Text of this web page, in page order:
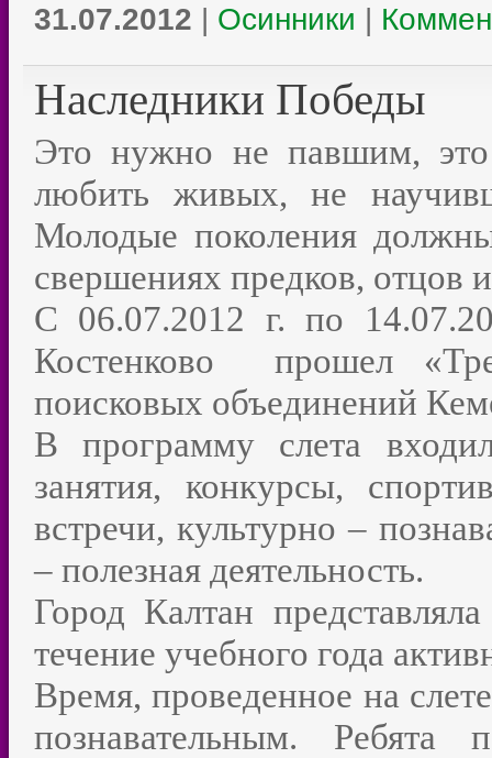
31.07.2012 | Осинники |
Наследники Победы
Это нужно не павшим,
любить живых, не
Молодые поколения
свершениях предков, отцов
С 06.07.2012 г. по
Костенково прошел
поисковых объединений
В программу слета
занятия, конкурсы,
встречи, культурно –
– полезная деятельность.
Город Калтан
течение учебного года
Время, проведенное на
познавательным.